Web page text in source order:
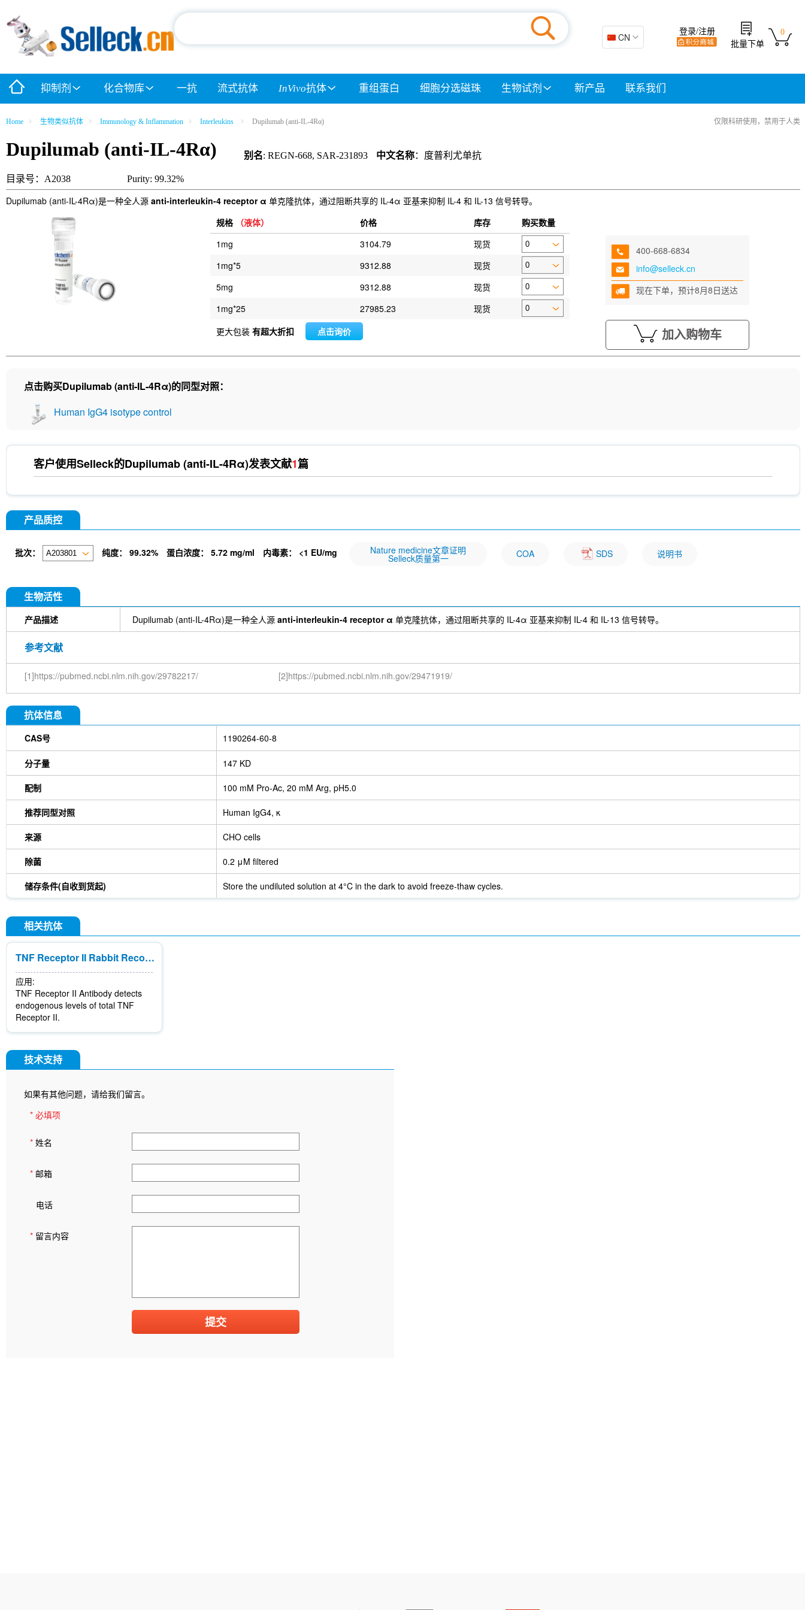
🇨🇳 CN
0
批量下单
登录/注册
抑制剂 化合物库 一抗 流式抗体 InVivo抗体 重组蛋白 细胞分选磁珠 生物试剂 新产品 联系我们
Home 生物类似抗体 Immunology & Inflammation Interleukins Dupilumab (anti-IL-4Rα) 仅限科研使用，禁用于人类
Dupilumab (anti-IL-4Rα) 别名: REGN-668, SAR-231893 中文名称：度普利尤单抗
目录号：A2038 Purity: 99.32%
Dupilumab (anti-IL-4Rα)是一种全人源 anti-interleukin-4 receptor α 单克隆抗体，通过阻断共享的 IL-4α 亚基来抑制 IL-4 和 IL-13 信号转导。
规格 （液体） 价格 库存
购买数量
1mg
3104.79
现货
1mg*5
9312.88
现货
5mg
9312.88
现货
1mg*25
27985.23
现货
更大包装 有超大折扣 点击询价
400-668-6834
info@selleck.cn
现在下单，预计8月8日送达
加入购物车
点击购买Dupilumab (anti-IL-4Rα)的同型对照：
Human IgG4 isotype control
客户使用Selleck的Dupilumab (anti-IL-4Rα)发表文献1篇
产品质控
批次： 纯度： 99.32% 蛋白浓度： 5.72 mg/ml 内毒素： <1 EU/mg Nature medicine文章证明
Selleck质量第一 COA SDS 说明书
生物活性
产品描述 Dupilumab (anti-IL-4Rα)是一种全人源 anti-interleukin-4 receptor α 单克隆抗体，通过阻断共享的 IL-4α 亚基来抑制 IL-4 和 IL-13 信号转导。
参考文献
[1]https://pubmed.ncbi.nlm.nih.gov/29782217/ [2]https://pubmed.ncbi.nlm.nih.gov/29471919/
抗体信息
CAS号 1190264-60-8
分子量 147 KD
配制 100 mM Pro-Ac, 20 mM Arg, pH5.0
推荐同型对照 Human IgG4, κ
来源 CHO cells
除菌 0.2 μM filtered
储存条件(自收到货起) Store the undiluted solution at 4°C in the dark to avoid freeze-thaw cycles.
相关抗体
TNF Receptor II Rabbit Recombinant mAb
应用:
TNF Receptor II Antibody detects
endogenous levels of total TNF
Receptor II.
技术支持
如果有其他问题，请给我们留言。
* 必填项
* 姓名
* 邮箱
电话
* 留言内容